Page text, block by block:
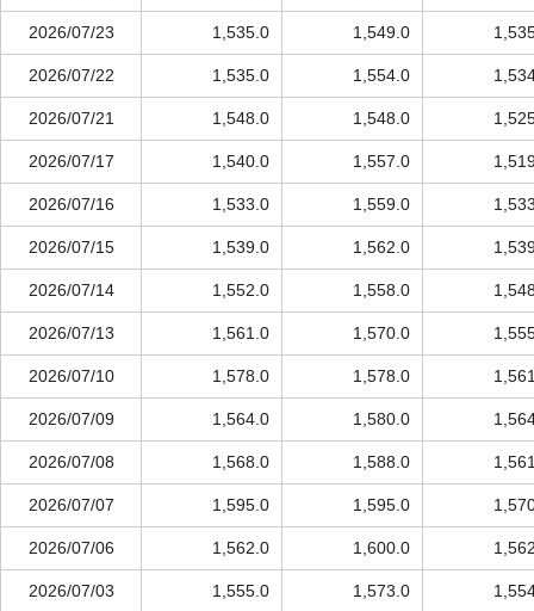
2026/07/23 1,535.0 1,549.0
2026/07/22 1,535.0 1,554.0
2026/07/21 1,548.0 1,548.0
2026/07/17 1,540.0 1,557.0
2026/07/16 1,533.0 1,559.0
2026/07/15 1,539.0 1,562.0
2026/07/14 1,552.0 1,558.0
2026/07/13 1,561.0 1,570.0
2026/07/10 1,578.0 1,578.0
2026/07/09 1,564.0 1,580.0
2026/07/08 1,568.0 1,588.0
2026/07/07 1,595.0 1,595.0
2026/07/06 1,562.0 1,600.0
2026/07/03 1,555.0 1,573.0